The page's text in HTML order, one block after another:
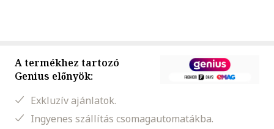
A termékhez tartozó
Genius előnyök:
Exkluzív ajánlatok.
Ingyenes szállítás csomagautomatákba.